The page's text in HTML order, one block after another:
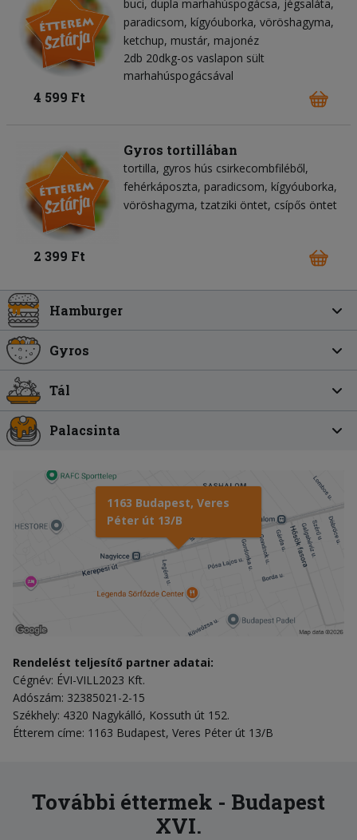
buci dupla marhahúspogácsa jégsaláta
paradicsom kígyóuborka vöröshagyma
ketchup mustár majonéz
2db 20dkg-os vaslapon sült
marhahúspogácsával
4 599 Ft
Gyros tortillában
tortilla gyros hús csirkecombfiléből
fehérkáposzta paradicsom kígyóuborka
vöröshagyma tzatziki öntet csípős öntet
2 399 Ft
Hamburger
Gyros
Tál
Palacsinta
1163 Budapest, Veres
Péter út 13/B
Rendelést teljesítő partner adatai:
Cégnév: ÉVI-VILL2023 Kft.
Adószám: 32385021-2-15
Székhely: 4320 Nagykálló, Kossuth út 152.
Étterem címe: 1163 Budapest, Veres Péter út 13/B
További éttermek - Budapest
XVI.